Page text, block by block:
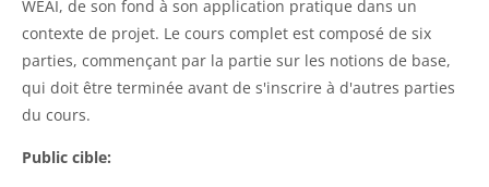
WEAI, de son fond à son application pratique dans un
contexte de projet. Le cours complet est composé de six
parties, commençant par la partie sur les notions de base,
qui doit être terminée avant de s'inscrire à d'autres parties
du cours.
Public cible: